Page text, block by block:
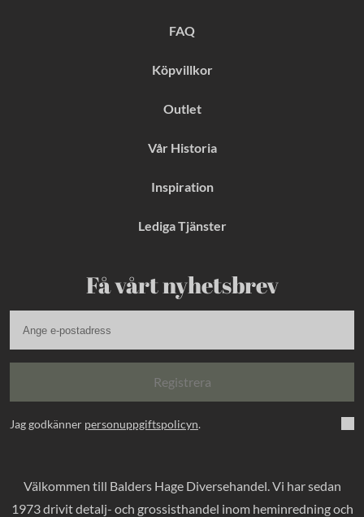
FAQ
Köpvillkor
Outlet
Vår Historia
Inspiration
Lediga Tjänster
Få vårt nyhetsbrev
Registrera
Jag godkänner personuppgiftspolicyn.
a
m
Välkommen till Balders Hage Diversehandel. Vi har sedan
1973 drivit detalj- och grossisthandel inom heminredning och